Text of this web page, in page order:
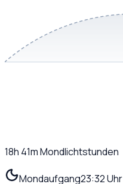
18h 41mMondlichtstunden
Mondaufgang23:32 Uhr